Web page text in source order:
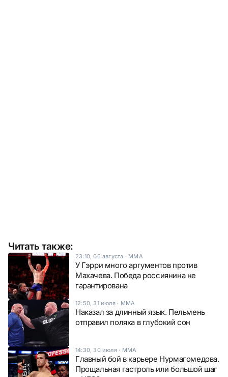
Читать также:
23:10, 06 августа · ММА
У Гэрри много аргументов против
Махачева. Победа россиянина не
гарантирована
12:50, 31 июля· ММА
Наказал за длинный язык. Пельмень
отправил поляка в глубокий сон
14:30, 30 июля· ММА
Главный бой в карьере Нурмагомедова.
Прощальная гастроль или большой шаг